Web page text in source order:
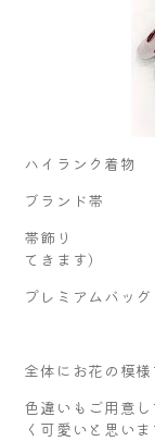
ハイランク着
ブランド帯
帯飾り 500円
てきます)
プレミアムバッ
全体にお花の模
色違いもご用意
く可愛いと思いま